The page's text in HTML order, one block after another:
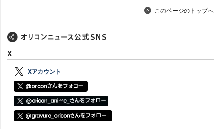
このページのトップへ
X
Xアカウント